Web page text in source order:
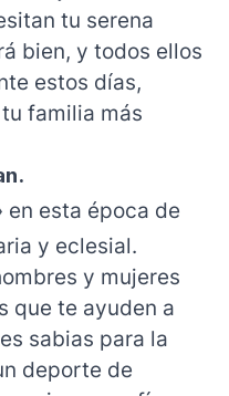
tu serena
bien, y todos ellos
estos días,
familia más
en esta época de
y eclesial.
y mujeres
que te ayuden a
sabias para la
deporte de